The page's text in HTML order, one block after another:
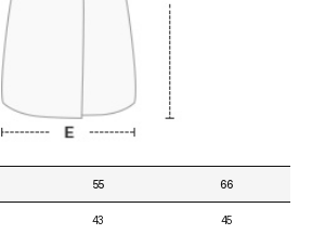
55
43
66
45